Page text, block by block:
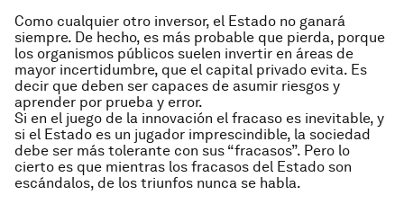
Como cualquier otro inversor, el Estado no ganará
siempre. De hecho, es más probable que pierda, porque
los organismos públicos suelen invertir en áreas de
mayor incertidumbre, que el capital privado evita. Es
decir que deben ser capaces de asumir riesgos y
aprender por prueba y error.
Si en el juego de la innovación el fracaso es inevitable, y
si el Estado es un jugador imprescindible, la sociedad
debe ser más tolerante con sus “fracasos”. Pero lo
cierto es que mientras los fracasos del Estado son
escándalos, de los triunfos nunca se habla.